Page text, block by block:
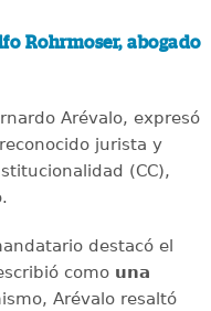
Rohrmoser, abogado
Arévalo, expresó
jurista y
(CC),
destacó el
comouna
Arévalo resaltó